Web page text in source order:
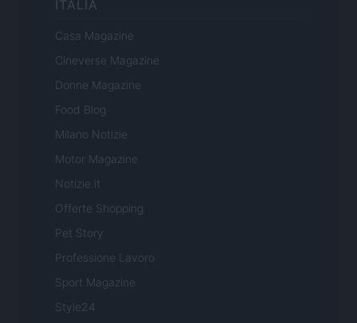
ITALIA
Casa Magazine
Cineverse Magazine
Donne Magazine
Food Blog
Milano Notizie
Motor Magazine
Notizie.it
Offerte Shopping
Pet Story
Professione Lavoro
Sport Magazine
Style24